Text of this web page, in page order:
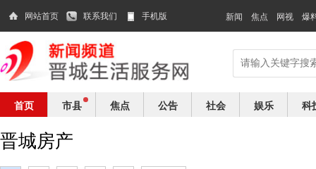
网站首页 联系我们 手机版 新闻 焦点 网视 爆
首页 市县 焦点 公告 社会 娱乐 科
晋城房产